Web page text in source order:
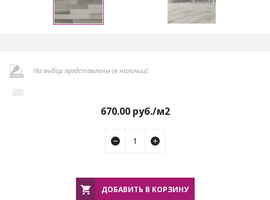
На выбор представлены (в наличии):
670.00руб./м2
ДОБАВИТЬ В КОРЗИНУ